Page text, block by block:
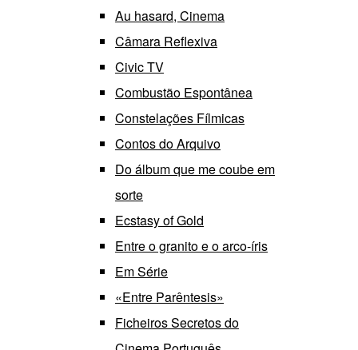
Au hasard, Cinema
Câmara Reflexiva
Civic TV
Combustão Espontânea
Constelações Fílmicas
Contos do Arquivo
Do álbum que me coube em
sorte
Ecstasy of Gold
Entre o granito e o arco-íris
Em Série
«Entre Parêntesis»
Ficheiros Secretos do